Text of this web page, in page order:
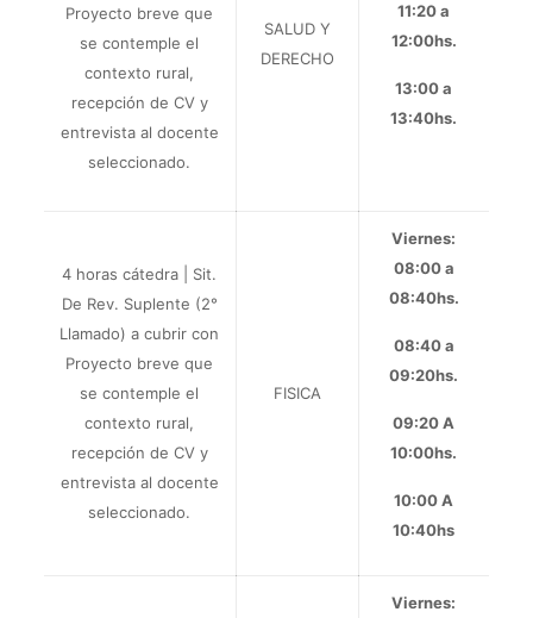
Proyecto breveque
se contemple el
contexto rural,
recepción de CV y
entrevista al docente
seleccionado.
SALUD Y
DERECHO
11:20 a
12:00hs.
13:00 a
13:40hs.
4 horas cátedra | Sit.
De Rev. Suplente (2°
Llamado) a cubrir con
Proyecto breveque
se contemple el
contexto rural,
recepción de CV y
entrevista al docente
seleccionado.
FISICA
Viernes:
08:00 a
08:40hs.
08:40 a
09:20hs.
09:20 A
10:00hs.
10:00 A
10:40hs
Viernes: